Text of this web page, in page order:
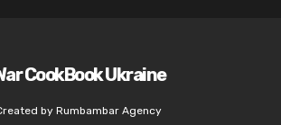
CookBook Ukraine
by Rumbambar Agency